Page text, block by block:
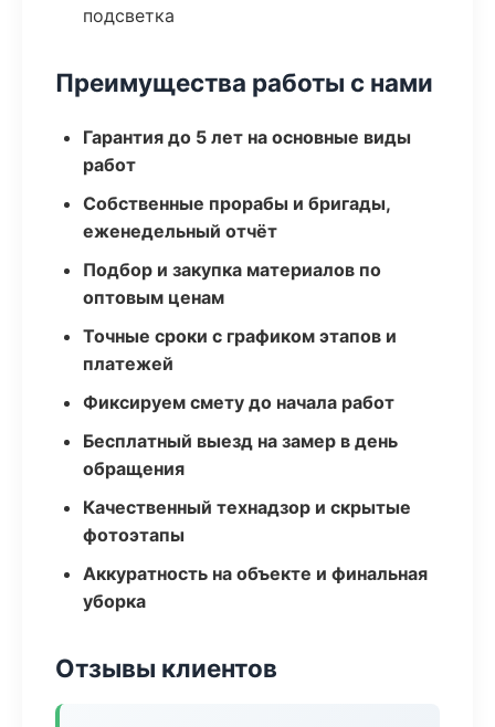
подсветка
Преимущества работы с нами
Гарантия до 5 лет на основные виды
работ
Собственные прорабы и бригады,
еженедельный отчёт
Подбор и закупка материалов по
оптовым ценам
Точные сроки с графиком этапов и
платежей
Фиксируем смету до начала работ
Бесплатный выезд на замер в день
обращения
Качественный технадзор и скрытые
фотоэтапы
Аккуратность на объекте и финальная
уборка
Отзывы клиентов